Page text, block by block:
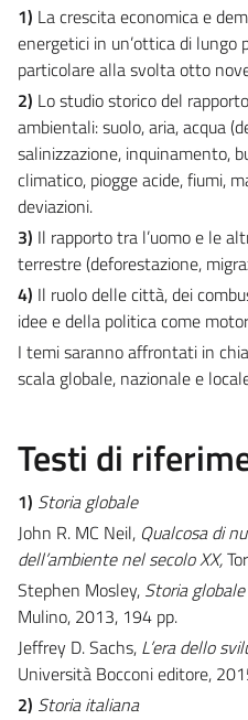
1) La crescita economica e
energetici in un’ottica di lungo
particolare alla svolta otto
2) Lo studio storico del
ambientali: suolo, aria, acqua
salinizzazione, inquinamento,
climatico, piogge acide, fiumi,
deviazioni.
3) Il rapporto tra l’uomo e le
terrestre (deforestazione,
4) Il ruolo delle città, dei
idee e della politica come
I temi saranno affrontati in
scala globale, nazionale e
Testi di
1) Storia globale
John R. MC Neil, Qualcosa di
dell’ambiente nel secolo XX,
Stephen Mosley, Storia
Mulino, 2013, 194 pp.
Jeffrey D. Sachs, L’era dello
Università Bocconi editore,
2) Storia italiana